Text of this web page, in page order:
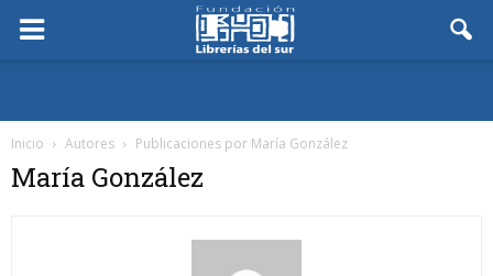
Inicio Autores Publicaciones por María González
María González